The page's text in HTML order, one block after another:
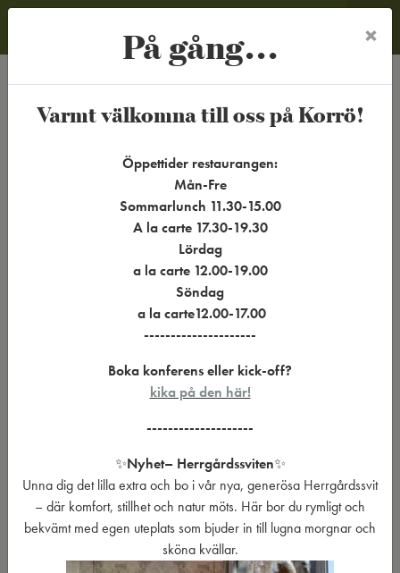
MENY
God mat i en fantastisk
miljö
Alldeles intill Ronnebyån ligger Korrö Restaurang & Café. Här äter
du gott och få en måltidsupplevelse utöver det vanliga. Vi serverar
småländska och svenska
klassiker på råvaror hämtade från våra trakter, framtagna av vårt
eget kök.
Restaurangen har fullständiga rättigheter och erbjuder både lunch
trakten.
alltid lite extra gott här vid ån.
Frukost lördagar & söndagar 08-10 155;-/person, 80;- för
barn.
BOKA BORD SE Á LA CARTE MENY
På gång... ×
Varmt välkomna till oss på Korrö!
Öppettider restaurangen:
Mån-Fre
Sommarlunch 11.30-15.00
A la carte 17.30-19.30
Lördag
a la carte 12.00-19.00
Söndag
a la carte12.00-17.00
---------------------
Boka konferens eller kick-off?
kika på den här!
--------------------
✨Nyhet– Herrgårdssviten✨
Unna dig det lilla extra och bo i vår nya, generösa Herrgårdssvit
– där komfort, stillhet och natur möts. Här bor du rymligt och
bekvämt med egen uteplats som bjuder in till lugna morgnar och
sköna kvällar.